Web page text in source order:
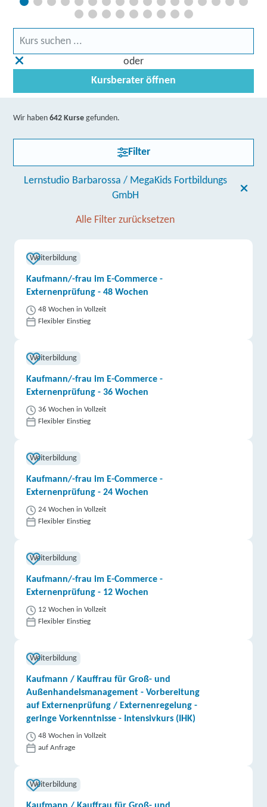
oder
Kursberater öffnen
Wir haben642 Kurse gefunden.
Filter
Lernstudio Barbarossa / MegaKids Fortbildungs
GmbH
Alle Filter zurücksetzen
Weiterbildung
Kaufmann/-frau im E-Commerce -
Externenprüfung - 48 Wochen
48 Wochen in Vollzeit
Flexibler Einstieg
Weiterbildung
Kaufmann/-frau im E-Commerce -
Externenprüfung - 36 Wochen
36 Wochen in Vollzeit
Flexibler Einstieg
Weiterbildung
Kaufmann/-frau im E-Commerce -
Externenprüfung - 24 Wochen
24 Wochen in Vollzeit
Flexibler Einstieg
Weiterbildung
Kaufmann/-frau im E-Commerce -
Externenprüfung - 12 Wochen
12 Wochen in Vollzeit
Flexibler Einstieg
Weiterbildung
Kaufmann / Kauffrau für Groß- und
Außenhandelsmanagement - Vorbereitung
auf Externenprüfung / Externenregelung -
geringe Vorkenntnisse - Intensivkurs (IHK)
48 Wochen in Vollzeit
auf Anfrage
Weiterbildung